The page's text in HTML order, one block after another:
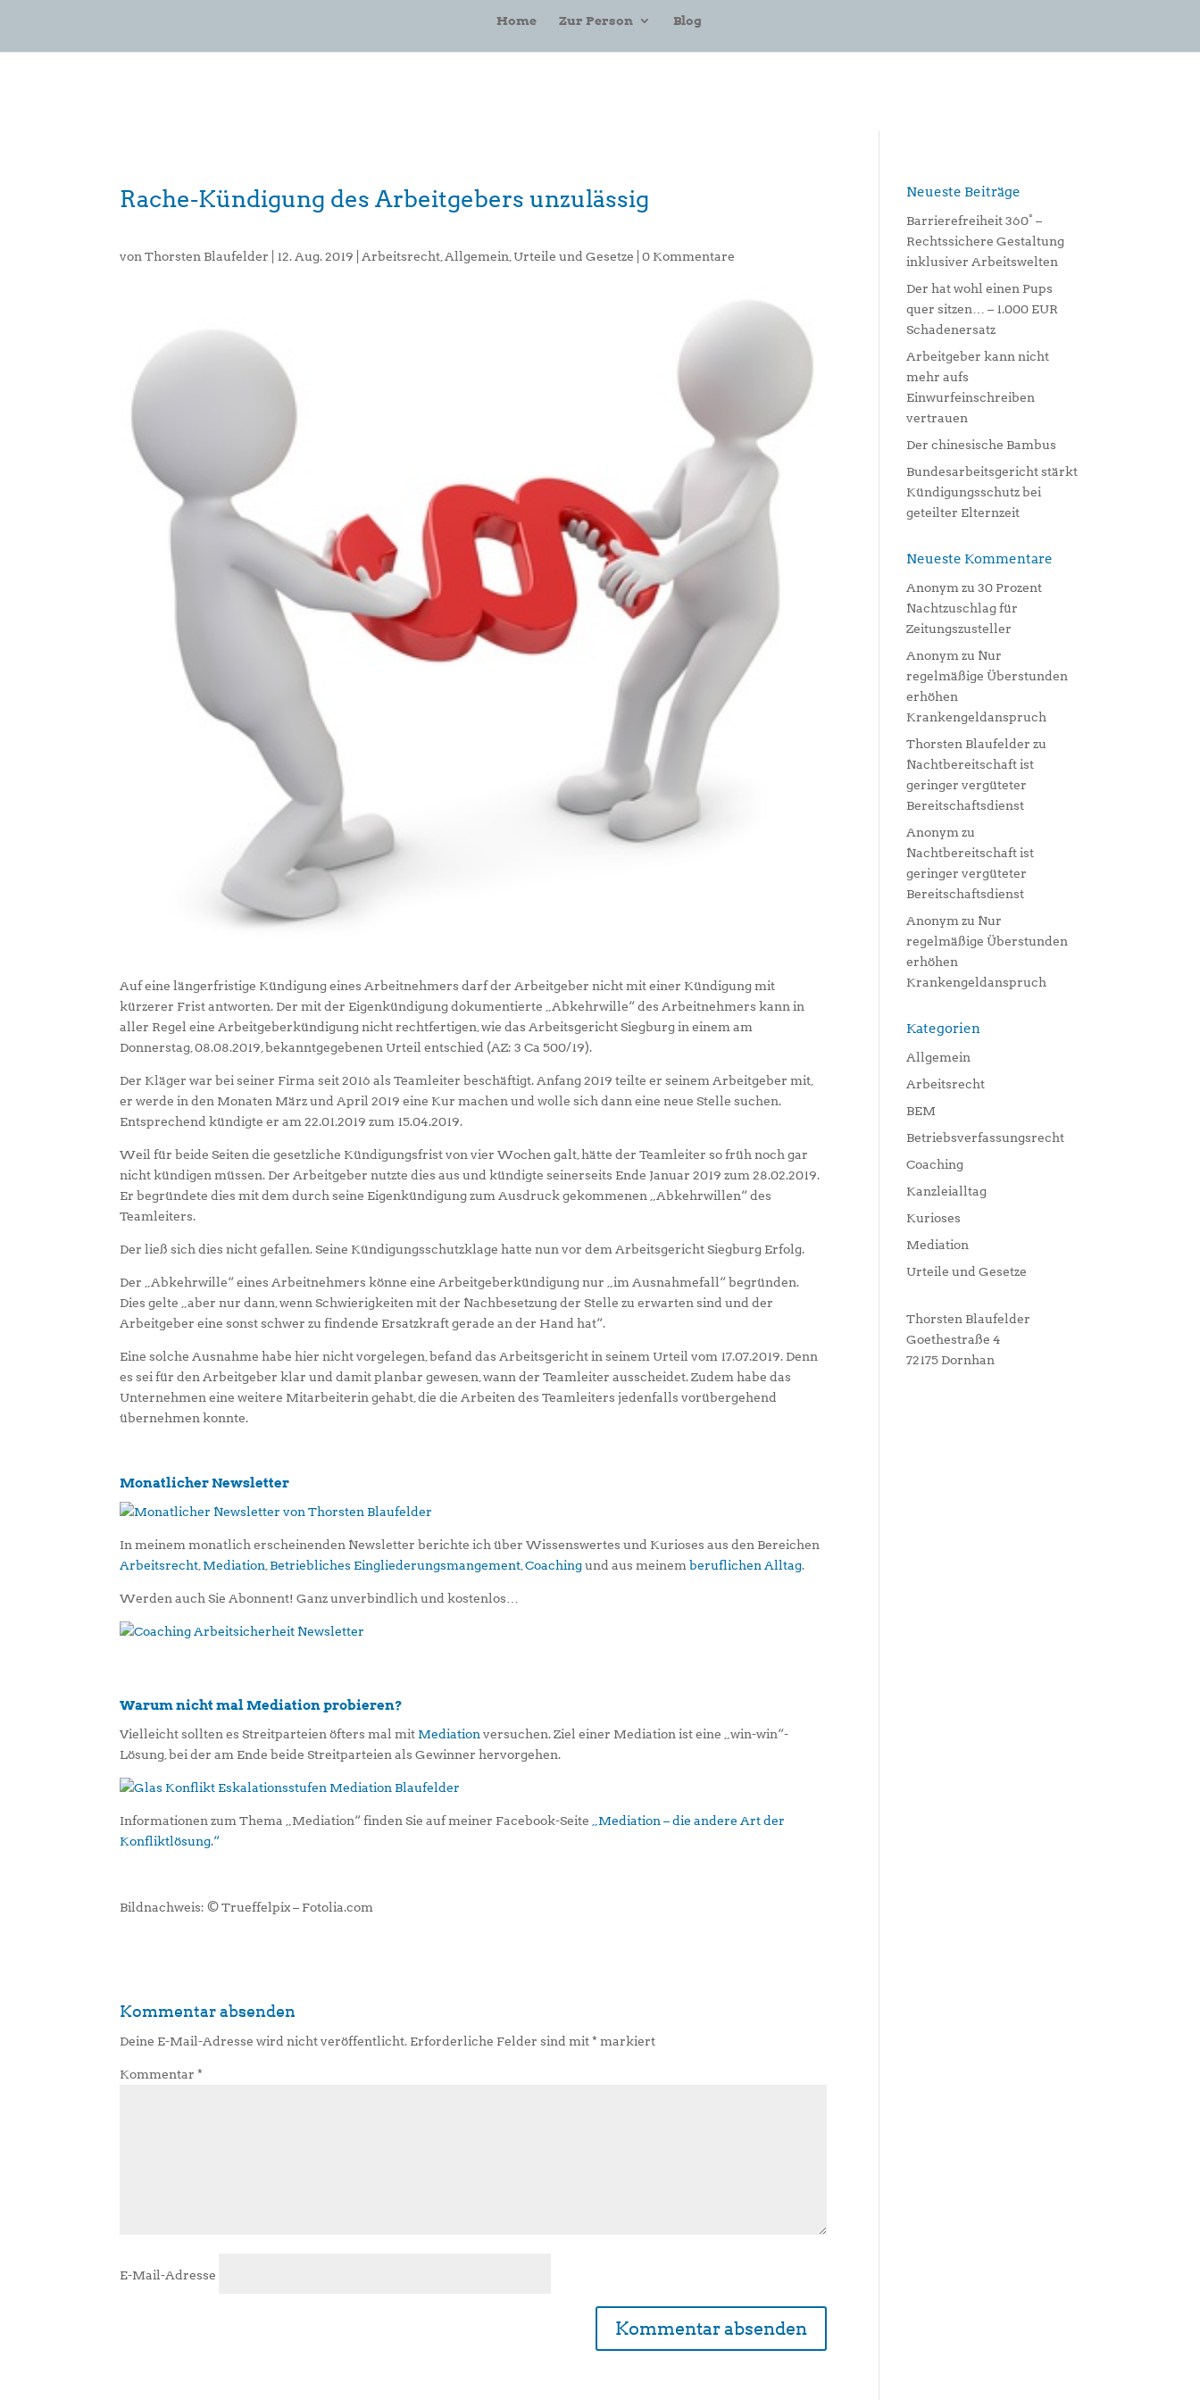
Home Zur Person Blog
Rache-Kündigung des Arbeitgebers unzulässig
vonThorsten Blaufelder |12. Aug. 2019 Arbeitsrecht Allgemein ,Urteile und Gesetze |0 Kommentare
Auf eine längerfristige Kündigung eines Arbeitnehmers darf der Arbeitgeber nicht mit einer Kündigung mit
kürzerer Frist antworten. Der mit der Eigenkündigung dokumentierte „Abkehrwille“ des Arbeitnehmers kann in
aller Regel eine Arbeitgeberkündigung nicht rechtfertigen, wie das Arbeitsgericht Siegburg in einem am
Donnerstag, 08.08.2019, bekanntgegebenen Urteil entschied (AZ: 3 Ca 500/19).
Der Kläger war bei seiner Firma seit 2016 als Teamleiter beschäftigt. Anfang 2019 teilte er seinem Arbeitgeber mit,
er werde in den Monaten März und April 2019 eine Kur machen und wolle sich dann eine neue Stelle suchen.
Entsprechend kündigte er am 22.01.2019 zum 15.04.2019.
Weil für beide Seiten die gesetzliche Kündigungsfrist von vier Wochen galt, hätte der Teamleiter so früh noch gar
nicht kündigen müssen. Der Arbeitgeber nutzte dies aus und kündigte seinerseits Ende Januar 2019 zum 28.02.2019.
Er begründete dies mit dem durch seine Eigenkündigung zum Ausdruck gekommenen „Abkehrwillen“ des
Teamleiters.
Der ließ sich dies nicht gefallen. Seine Kündigungsschutzklage hatte nun vor dem Arbeitsgericht Siegburg Erfolg.
Der „Abkehrwille“ eines Arbeitnehmers könne eine Arbeitgeberkündigung nur „im Ausnahmefall“ begründen.
Dies gelte „aber nur dann, wenn Schwierigkeiten mit der Nachbesetzung der Stelle zu erwarten sind und der
Arbeitgeber eine sonst schwer zu findende Ersatzkraft gerade an der Hand hat“.
Eine solche Ausnahme habe hier nicht vorgelegen, befand das Arbeitsgericht in seinem Urteil vom 17.07.2019. Denn
es sei für den Arbeitgeber klar und damit planbar gewesen, wann der Teamleiter ausscheidet. Zudem habe das
Unternehmen eine weitere Mitarbeiterin gehabt, die die Arbeiten des Teamleiters jedenfalls vorübergehend
übernehmen konnte.
Monatlicher Newsletter
In meinem monatlich erscheinenden Newsletter berichte ich über Wissenswertes und Kurioses aus den Bereichen
Arbeitsrecht,Mediation,Betriebliches Eingliederungsmangement,Coachingund aus meinemberuflichen Alltag.
Werden auch Sie Abonnent! Ganz unverbindlich und kostenlos…
Warum nicht mal Mediation probieren?
Vielleicht sollten es Streitparteien öfters mal mit Mediationversuchen. Ziel einer Mediation ist eine „win-win“-
Lösung, bei der am Ende beide Streitparteien als Gewinner hervorgehen.
Informationen zum Thema „Mediation“ finden Sie auf meiner Facebook-Seite „Mediation – die andere Art der
Konfliktlösung.“
Bildnachweis: © Trueffelpix – Fotolia.com
Kommentar absenden
Deine E-Mail-Adresse wird nicht veröffentlicht. Erforderliche Felder sind mit* markiert
Kommentar*
E-Mail-Adresse
Neueste Beiträge
Barrierefreiheit 360° –
Rechtssichere Gestaltung
inklusiver Arbeitswelten
Der hat wohl einen Pups
quer sitzen… – 1.000 EUR
Schadenersatz
Arbeitgeber kann nicht
mehr aufs
Einwurfeinschreiben
vertrauen
Der chinesische Bambus
Bundesarbeitsgericht stärkt
Kündigungsschutz bei
geteilter Elternzeit
Neueste Kommentare
Anonym zu30 Prozent
Nachtzuschlag für
Zeitungszusteller
Anonym zu Nur
regelmäßige Überstunden
erhöhen
Krankengeldanspruch
Thorsten Blaufelder zu
Nachtbereitschaft ist
geringer vergüteter
Bereitschaftsdienst
Anonym zu
Nachtbereitschaft ist
geringer vergüteter
Bereitschaftsdienst
Anonym zu Nur
regelmäßige Überstunden
erhöhen
Krankengeldanspruch
Kategorien
Allgemein
Arbeitsrecht
BEM
Betriebsverfassungsrecht
Coaching
Kanzleialltag
Kurioses
Mediation
Urteile und Gesetze
Thorsten Blaufelder
Goethestraße 4
72175 Dornhan